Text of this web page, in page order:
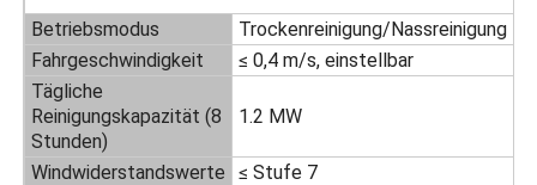
Referenzen
Sonnenkollektorreinigungsbürste
Betriebsmodus
Trockenreinigung/Nassreinigung
Fahrgeschwindigkeit
≤ 0,4 m/s, einstellbar
Tägliche
Reinigungskapazität (8
Stunden)
1.2 MW
Windwiderstandswerte
≤ Stufe 7